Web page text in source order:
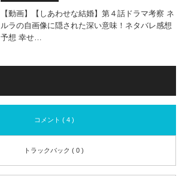
【動画】【しあわせな結婚】第４話ドラマ考察 ネ
ルラの自画像に隠された深い意味！ネタバレ感想
予想 幸せ…
コメント ( 4 )
トラックバック ( 0 )